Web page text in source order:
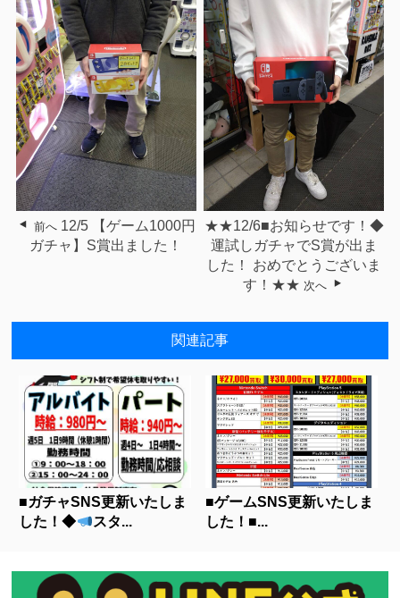
前へ 12/5 【ゲーム1000円
ガチャ】S賞出ました！
★★12/6■お知らせです！◆
運試しガチャでS賞が出ま
した！ おめでとうございま
す！★★ 次へ
関連記事
■ガチャSNS更新いたしま
した！◆
スタ...
■ゲームSNS更新いたしま
した！■...